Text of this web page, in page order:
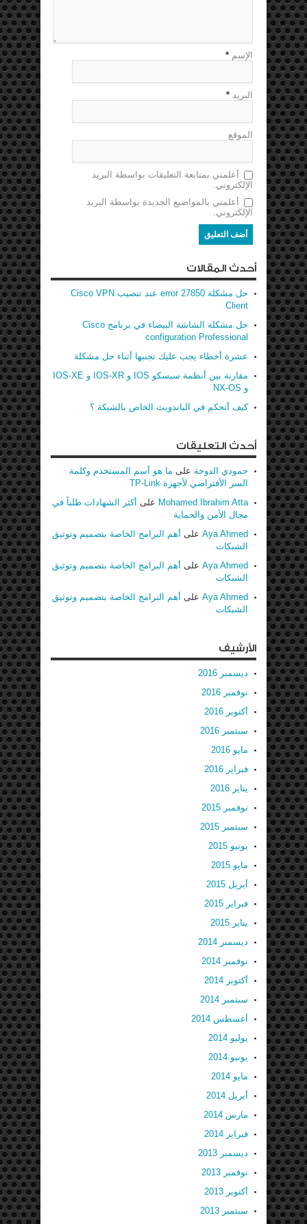
الإسم *
البريد *
الموقع
أعلمني بمتابعة التعليقات بواسطة البريد
الإلكتروني.
أعلمني بالمواضيع الجديدة بواسطة البريد
الإلكتروني.
أحدث المقالات
حل مشكلة error 27850 عند تنصيب Cisco VPN
Client
حل مشكلة الشاشة البيضاء في برنامج Cisco
configuration Professional
عشرة أخطاء يجب عليك تجنبها أثناء حل مشكلة
مقارنة بين أنظمة سيسكو IOS و IOS-XR و IOS-XE
و NX-OS
كيف أتحكم في الباندويث الخاص بالشبكة ؟
أحدث التعليقات
حمودي الدوخة على ما هو أسم المستخدم وكلمة
السر الأفتراضي لأجهزة TP-Link
Mohamed Ibrahim Atta على أكثر الشهادات طلباً في
مجال الأمن والحماية
Aya Ahmed على أهم البرامج الخاصة بتصميم وتوثيق
الشبكات
Aya Ahmed على أهم البرامج الخاصة بتصميم وتوثيق
الشبكات
Aya Ahmed على أهم البرامج الخاصة بتصميم وتوثيق
الشبكات
الأرشيف
ديسمبر 2016
نوفمبر 2016
أكتوبر 2016
سبتمبر 2016
مايو 2016
فبراير 2016
يناير 2016
نوفمبر 2015
سبتمبر 2015
يونيو 2015
مايو 2015
أبريل 2015
فبراير 2015
يناير 2015
ديسمبر 2014
نوفمبر 2014
أكتوبر 2014
سبتمبر 2014
أغسطس 2014
يوليو 2014
يونيو 2014
مايو 2014
أبريل 2014
مارس 2014
فبراير 2014
ديسمبر 2013
نوفمبر 2013
أكتوبر 2013
سبتمبر 2013